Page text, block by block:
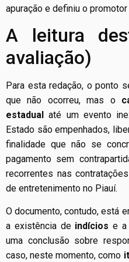
apuração e definiu o
A leitura
avaliação)
Para esta redação, o ponto
que não ocorreu, mas o
estadual até um evento
Estado são empenhados,
finalidade que não se
pagamento sem
recorrentes nas
de entretenimento no Piauí.
O documento, contudo, está
a existência de indícios e a
uma conclusão sobre
caso, neste momento, como